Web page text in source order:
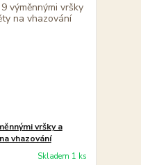
vršky a
vhazování
Skladem 1 ks